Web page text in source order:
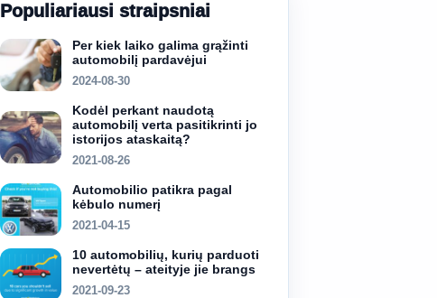
Populiariausi straipsniai
Per kiek laiko galima grąžinti
automobilį pardavėjui
2024-08-30
Kodėl perkant naudotą
automobilį verta pasitikrinti jo
istorijos ataskaitą?
2021-08-26
Automobilio patikra pagal
kėbulo numerį
2021-04-15
10 automobilių, kurių parduoti
nevertėtų – ateityje jie brangs
2021-09-23